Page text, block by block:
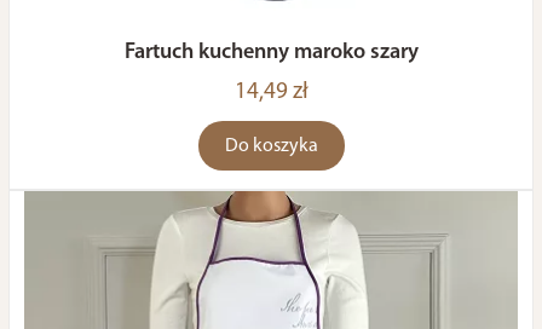
Fartuch kuchenny maroko szary
14,49 zł
Do koszyka